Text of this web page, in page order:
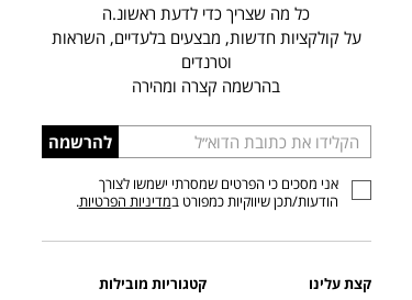
כל מה שצריך כדי לדעת ראשונ.ה
על קולקציות חדשות, מבצעים בלעדיים, השראות
וטרנדים
בהרשמה קצרה ומהירה
הכניסו
כתובת
דוא”ל
להרשמה
אני מסכים כי הפרטים שמסרתי ישמשו לצורך
הודעות/תכן שיווקיות כמפורט במדיניות הפרטיות.
קצת עלינו
קטגוריות מובילות